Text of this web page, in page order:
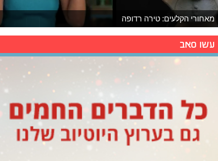
מאחורי הקלעים: טירה רדופה
עשו סאב